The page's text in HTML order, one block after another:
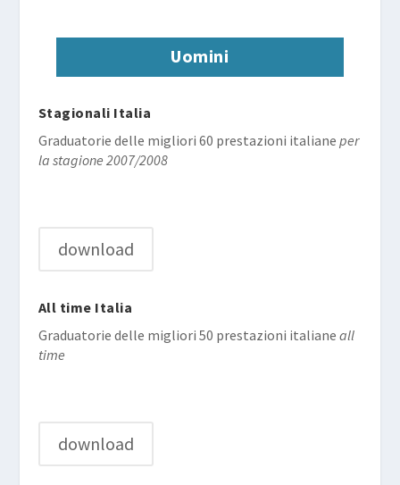
Uomini
Stagionali Italia
Graduatorie delle migliori 60 prestazioni italiane per
la stagione 2007/2008
download
All time Italia
Graduatorie delle migliori 50 prestazioni italiane all
time
download